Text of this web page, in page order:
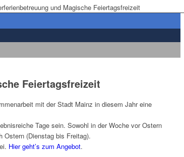
und Magische Feiertagsfreizeit
Feiertagsfreizeit
mit der Stadt Mainz in diesem Jahr eine
Tage sein. Sowohl in der Woche vor Ostern
Ostern (Dienstag bis Freitag).
Hier geht’s zum Angebot.